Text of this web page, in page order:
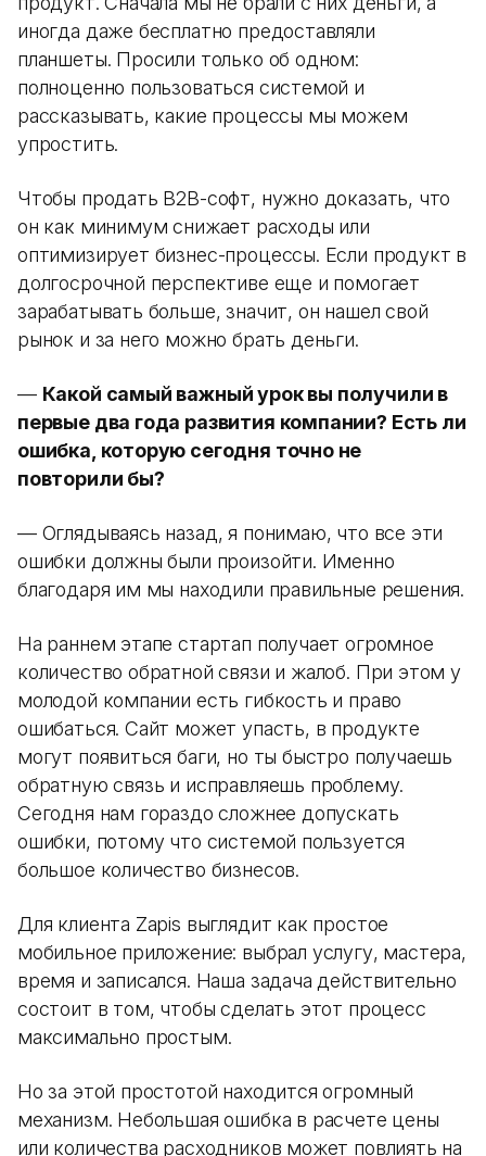
иногда даже бесплатно предоставляли
планшеты. Просили только об одном:
полноценно пользоваться системой и
рассказывать, какие процессы мы можем
упростить.
Чтобы продать B2B-софт, нужно доказать, что
он как минимум снижает расходы или
оптимизирует бизнес-процессы. Если продукт в
долгосрочной перспективе еще и помогает
зарабатывать больше, значит, он нашел свой
рынок и за него можно брать деньги.
— Какой самый важный урок вы получили в
первые два года развития компании? Есть ли
ошибка, которую сегодня точно не
повторили бы?
— Оглядываясь назад, я понимаю, что все эти
ошибки должны были произойти. Именно
благодаря им мы находили правильные решения.
На раннем этапе стартап получает огромное
количество обратной связи и жалоб. При этом у
молодой компании есть гибкость и право
ошибаться. Сайт может упасть, в продукте
могут появиться баги, но ты быстро получаешь
обратную связь и исправляешь проблему.
Сегодня нам гораздо сложнее допускать
ошибки, потому что системой пользуется
большое количество бизнесов.
Для клиента Zapis выглядит как простое
мобильное приложение: выбрал услугу, мастера,
время и записался. Наша задача действительно
состоит в том, чтобы сделать этот процесс
максимально простым.
Но за этой простотой находится огромный
механизм. Небольшая ошибка в расчете цены
или количества расходников может повлиять на